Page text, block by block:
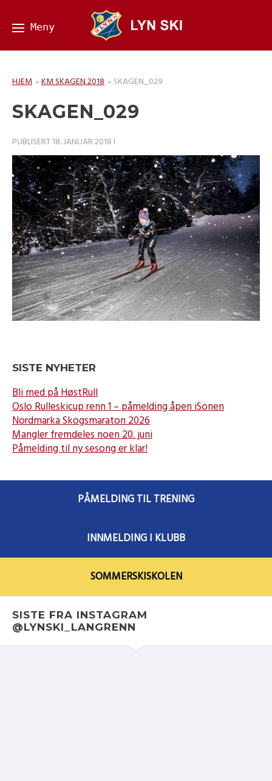
HJEM »KM SKAGEN 2018 » SKAGEN_029
SKAGEN_029
PUBLISERT18. JANUAR 2018 I
SISTE NYHETER
Bli med på HøstRull
Oslo Rulleskicup renn 1 – påmelding åpen iSonen
Nordmarka Skogsmaraton 2026
Mangler fremdeles noen 20. juni
Påmelding til ny sesong er klar!
PÅMELDING TIL TRENING
INNMELDING I KLUBB
SOMMERSKISKOLEN
SISTE FRA INSTAGRAM
@LYNSKI_LANGRENN